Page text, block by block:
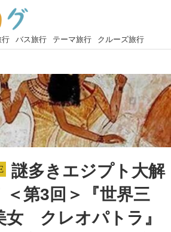
行 バス旅行 テーマ旅行 クルーズ旅行
謎多きエジプト大解
＜第3回＞『世界三
女 クレオパトラ』